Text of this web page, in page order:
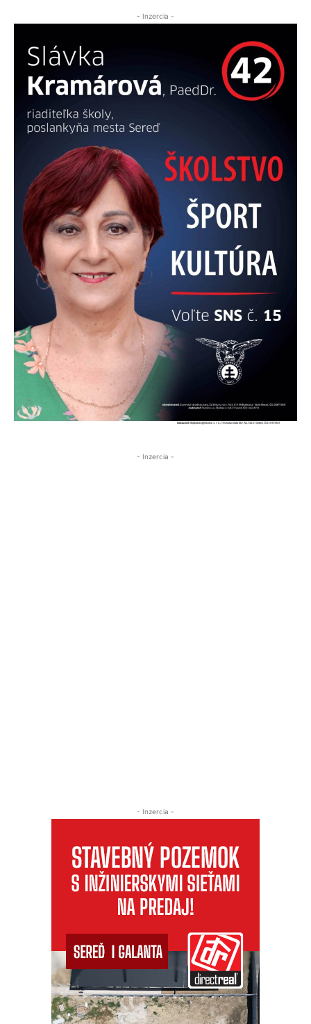
- Inzercia -
- Inzercia -
- Inzercia -